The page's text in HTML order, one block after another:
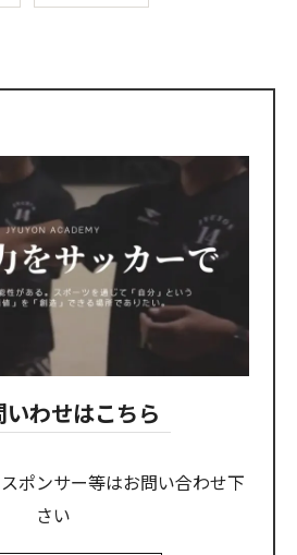
いわせはこちら
ポンサー等はお問い合わせ下
さい